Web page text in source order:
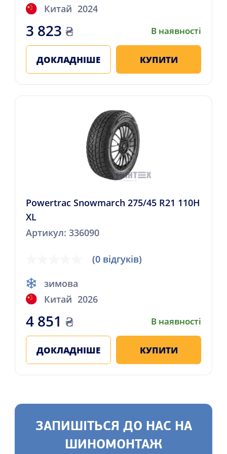
Китай 2024
3 823 ₴ В наявності
ДОКЛАДНІШЕ КУПИТИ
Powertrac Snowmarch 275/45 R21 110H
XL
Артикул: 336090
(0 відгуків)
зимова
Китай 2026
4 851 ₴ В наявності
ДОКЛАДНІШЕ КУПИТИ
ЗАПИШІТЬСЯ ДО НАС НА
ШИНОМОНТАЖ